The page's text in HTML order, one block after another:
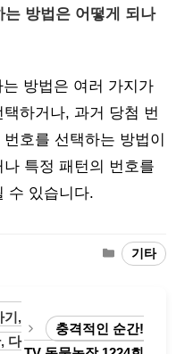
방법은 어떻게 되나
방법은 여러 가지가
하거나, 과거 당첨 번
호를 선택하는 방법이
특정 패턴의 번호를
수 있습니다.
Categories
기타
기,
다
충격적인 순간!